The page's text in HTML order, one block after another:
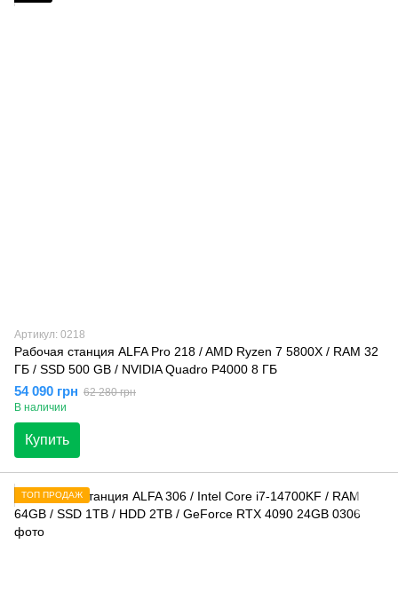
Артикул: 0218
Рабочая станция ALFA Pro 218 / AMD Ryzen 7 5800X / RAM 32
ГБ / SSD 500 GB / NVIDIA Quadro P4000 8 ГБ
54 090 грн 62 280 грн
В наличии
Купить
ТОП ПРОДАЖ